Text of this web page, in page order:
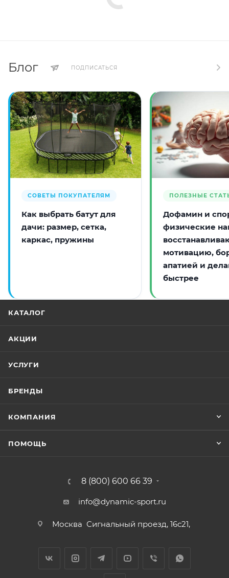
Блог ПОДПИСАТЬСЯ
СОВЕТЫ ПОКУПАТЕЛЯМ
Как выбрать батут для
дачи: размер, сетка,
каркас, пружины
ПОЛЕЗНЫЕ
Дофамин и
физические
мотивацию,
апатией и
быстрее
КАТАЛОГ
АКЦИИ
УСЛУГИ
БРЕНДЫ
КОМПАНИЯ
ПОМОЩЬ
8 (800) 600 66 39
info@dynamic-sport.ru
Москва Сигнальный проезд, 16с21,